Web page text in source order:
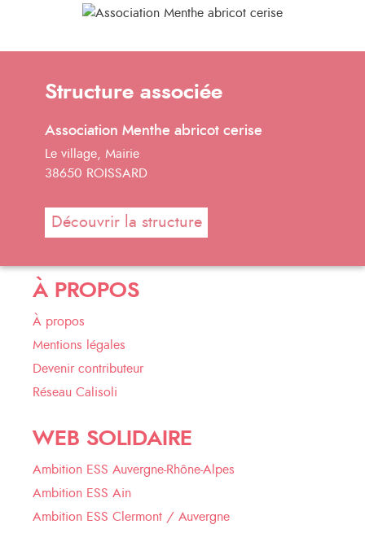
Structure associée
Association Menthe abricot cerise
Le village, Mairie
38650 ROISSARD
Découvrir la structure
À PROPOS
À propos
Mentions légales
Devenir contributeur
Réseau Calisoli
WEB SOLIDAIRE
Ambition ESS Auvergne-Rhône-Alpes
Ambition ESS Ain
Ambition ESS Clermont / Auvergne